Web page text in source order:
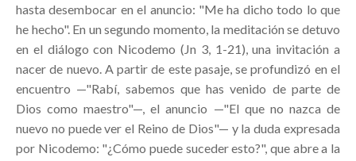
hasta desembocar en el anuncio: "Me ha dicho todo lo que
he hecho". En un segundo momento, la meditación se detuvo
en el diálogo con Nicodemo (Jn 3, 1-21), una invitación a
nacer de nuevo. A partir de este pasaje, se profundizó en el
encuentro —"Rabí, sabemos que has venido de parte de
Dios como maestro"—, el anuncio —"El que no nazca de
nuevo no puede ver el Reino de Dios"— y la duda expresada
por Nicodemo: "¿Cómo puede suceder esto?", que abre a la